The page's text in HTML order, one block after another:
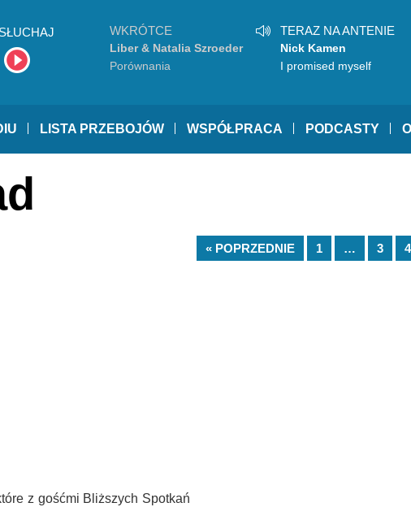
WKRÓTCE
Liber & Natalia Szroeder
Porównania
TERAZ NA ANTENIE
Nick Kamen
I promised myself
LISTA PRZEBOJÓW WSPÓŁPRACA PODCASTY
z gośćmi Bliższych Spotkań
« POPRZEDNIE 1 … 3 4